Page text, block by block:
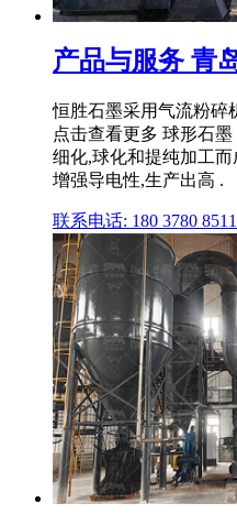
产品与服务 青
恒胜石墨采用气流粉碎
点击查看更多 球形石
细化,球化和提纯加工而
增强导电性,生产出高 .
联系电话: 180 3780 8511